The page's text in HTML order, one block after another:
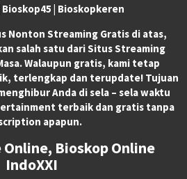
| Bioskopkeren
Nonton Streaming Gratis di atas,
salah satu dari Situs Streaming
Walaupun gratis, kami tetap
terlengkap dan terupdate! Tujuan
Anda di sela – sela waktu
terbaik dan gratis tanpa
apapun.
Bioskop Online
IndoXXI